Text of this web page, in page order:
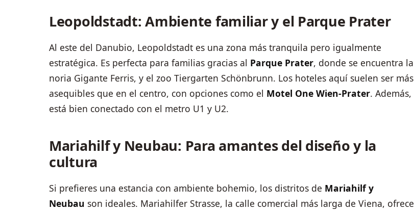
Leopoldstadt: Ambiente familiar y el Parque Prater
Al este del Danubio, Leopoldstadt es una zona más tranquila pero igualmente
estratégica. Es perfecta para familias gracias al Parque Prater, donde se encuentra la
noria Gigante Ferris, y el zoo Tiergarten Schönbrunn. Los hoteles aquí suelen ser más
asequibles que en el centro, con opciones como el Motel One Wien-Prater. Además,
está bien conectado con el metro U1 y U2.
Mariahilf y Neubau: Para amantes del diseño y la
cultura
Si prefieres una estancia con ambiente bohemio, los distritos de Mariahilf y
Neubau son ideales. Mariahilfer Strasse, la calle comercial más larga de Viena, ofrece